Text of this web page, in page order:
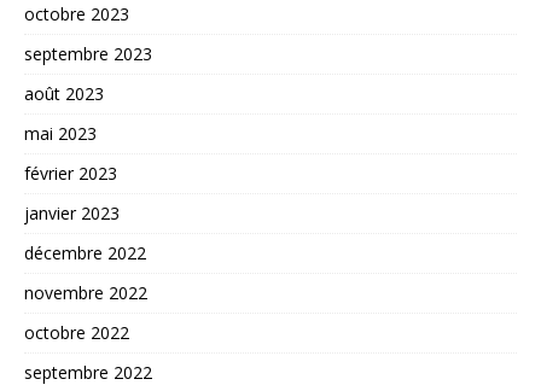
octobre 2023
septembre 2023
août 2023
mai 2023
février 2023
janvier 2023
décembre 2022
novembre 2022
octobre 2022
septembre 2022